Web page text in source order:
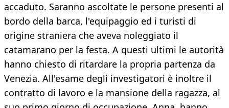
accaduto. Saranno ascoltate le persone presenti al
bordo della barca, l'equipaggio ed i turisti di
origine straniera che aveva noleggiato il
catamarano per la festa. A questi ultimi le autorità
hanno chiesto di ritardare la propria partenza da
Venezia. All'esame degli investigatori è inoltre il
contratto di lavoro e la mansione della ragazza, al